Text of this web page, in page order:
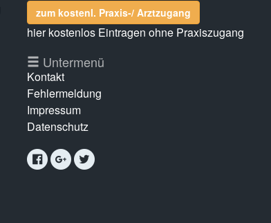
zum kostenl. Praxis-/ Arztzugang
hier kostenlos Eintragen ohne Praxiszugang
Untermenü
Kontakt
Fehlermeldung
Impressum
Datenschutz